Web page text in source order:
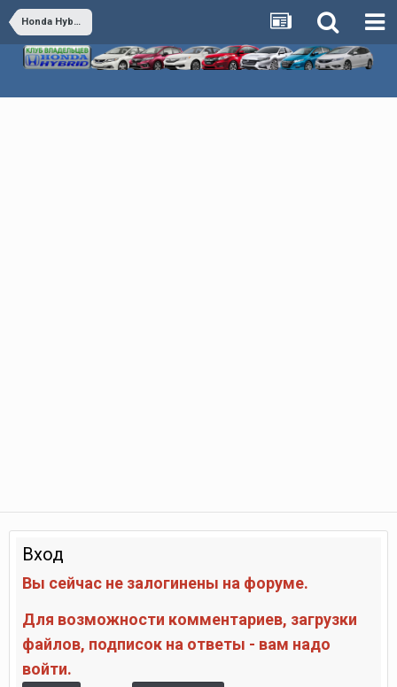
Honda Hybrid - Обсуждаем все гибридные автомобили Honda
Вход
Вы сейчас не залогинены на форуме.
Для возможности комментариев, загрузки
файлов, подписок на ответы - вам надо
войти.